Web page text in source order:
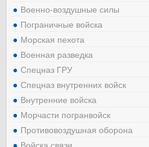
Военно-воздушные силы
Пограничные войска
Морская пехота
Военная разведка
Спецназ ГРУ
Спецназ внутренних войск
Внутренние войска
Морчасти погранвойск
Противовоздушная оборона
Войска связи